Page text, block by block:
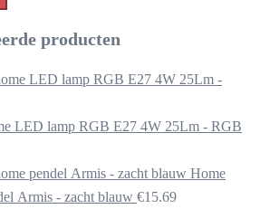
producten
LED lamp RGB E27 4W 25Lm - RGB
Home
Armis - zacht blauw €15.69